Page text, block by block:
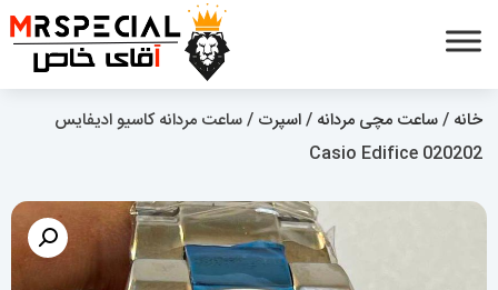
خانه /ساعت مچی مردانه /اسپرت / ساعت مردانه کاسیو ادیفایس
Casio Edifice 020202